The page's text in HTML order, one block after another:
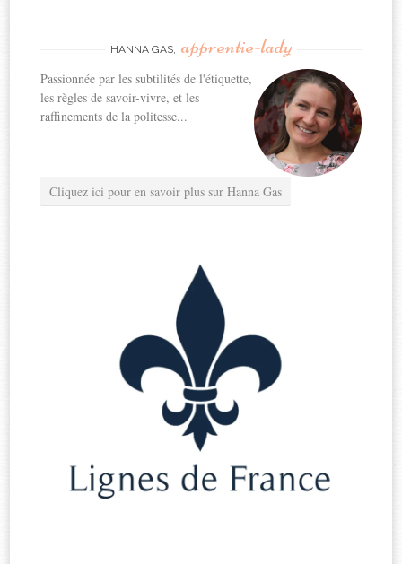
HANNA GAS, apprentie-lady
Passionnée par les subtilités de l'étiquette,
les règles de savoir-vivre, et les
raffinements de la politesse...
Cliquez ici pour en savoir plus sur Hanna Gas